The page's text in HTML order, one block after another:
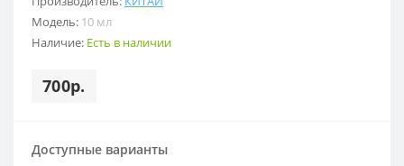
Модель: 10 мл
Наличие: Есть в наличии
700р.
Доступные варианты